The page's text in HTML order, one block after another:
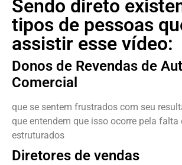
Sendo direto
tipos de pessoas
assistir esse vídeo:
Donos de Revendas de
Comercial
que se sentem frustrados com seu
que entendem que isso ocorre pela falta
estruturados
Diretores de vendas